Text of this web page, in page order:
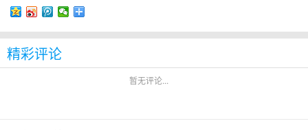
精彩评论
暂无评论...